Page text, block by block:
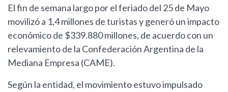
El fin de semana largo por el feriado del 25 de Mayo
movilizó a 1,4 millones de turistas y generó un impacto
económico de $339.880 millones, de acuerdo con un
relevamiento de la Confederación Argentina de la
Mediana Empresa (CAME).
Según la entidad, el movimiento estuvo impulsado